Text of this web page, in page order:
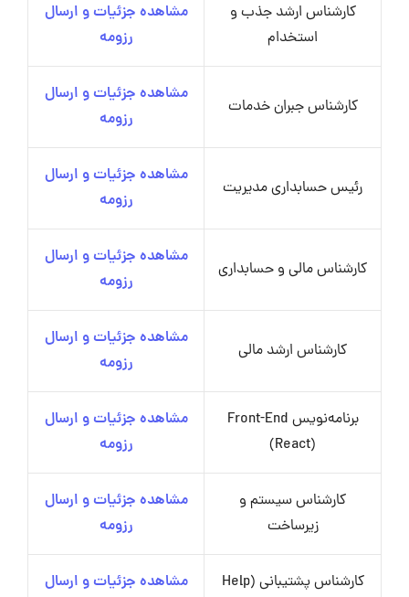
کارشناس ارشد جذب و
استخدام
مشاهده جزئیات و ارسال
رزومه
کارشناس جبران خدمات
مشاهده جزئیات و ارسال
رزومه
رئیس حسابداری مدیریت
مشاهده جزئیات و ارسال
رزومه
کارشناس مالی و حسابداری
مشاهده جزئیات و ارسال
رزومه
کارشناس ارشد مالی
مشاهده جزئیات و ارسال
رزومه
برنامه‌نویس Front-End
(React)
مشاهده جزئیات و ارسال
رزومه
کارشناس سیستم و
زیرساخت
مشاهده جزئیات و ارسال
رزومه
کارشناس پشتیبانی (Help
مشاهده جزئیات و ارسال